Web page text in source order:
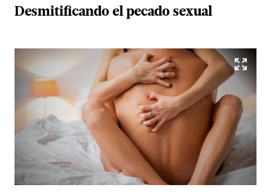
Desmitificando el pecado sexual